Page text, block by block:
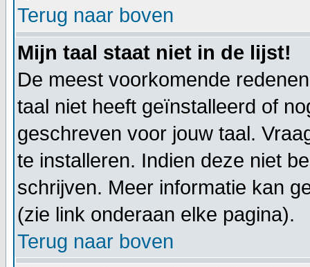
Terug naar boven
Mijn taal staat niet in de lijst!
De meest voorkomende
taal niet heeft geïnstalleerd of
geschreven voor jouw taal.
te installeren. Indien deze niet
schrijven. Meer informatie kan
(zie link onderaan elke pagina).
Terug naar boven